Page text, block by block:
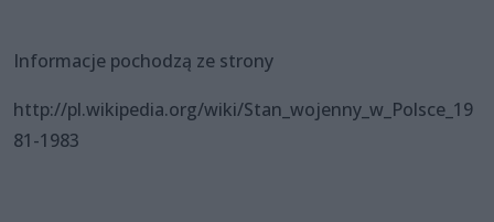
Informacje pochodzą ze strony
http://pl.wikipedia.org/wiki/Stan_wojenny_w_Polsce_19
81-1983